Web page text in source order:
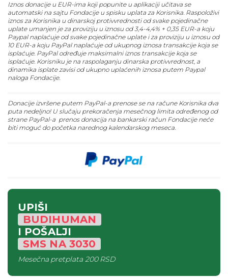
Iznos donacije u EUR-ima koji popunite u aplikaciji učitava se
automatski na sajtu Fondacije u spisku uplata za Korisnika. Raspoloživi
iznos za Korisnika u dinarskoj protivvrednosti od svake pojedinačne
uplate umanjen je za proviziju u iznosu od 3,4-4,4% + 0,35 EUR-a koju
Paypal naplaćuje od svake pojedinačne uplate i za proviziju u iznosu od
10 EUR-a koju PayPal naplaćuje od ukupnog iznosa transakcije koja se
isplaćuje. PayPal određuje maksimalni iznos transakcije koja se
isplaćuje. Korisniku je na raspolaganju dinarska protivvrednost, a
dinamika isplate zavisi od ukupno uplaćenih iznosa putem Paypal
naloga Fondacije.
Donacije izvršene putem PayPal-a prenose se na račune Korisnika dva
puta nedeljno! U slučaju prekoračenja mesečnog limita određenog od
strane PayPal-a prenos donacija na bankarski račun Fondacije neće
biti moguć do početka narednog kalendarskog meseca.
UPIŠI
BUDIHUMAN
I POŠALJI
SMS NA3030
Mesečna pretplata200 RSD